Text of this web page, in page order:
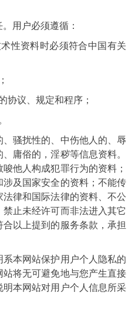
用户必须遵循：
性资料时必须符合中国有关
协议、规定和程序；
骚扰性的、中伤他人的、辱
庸俗的，淫秽等信息资料。
他人构成犯罪行为的资料；
及国家安全的资料；不能传
律和国际法律的资料、不公
止未经许可而非法进入其它
以上提到的服务条款，承担
本网站保护用户个人隐私的
将无可避免地与您产生直接
本网站对用户个人信息所采